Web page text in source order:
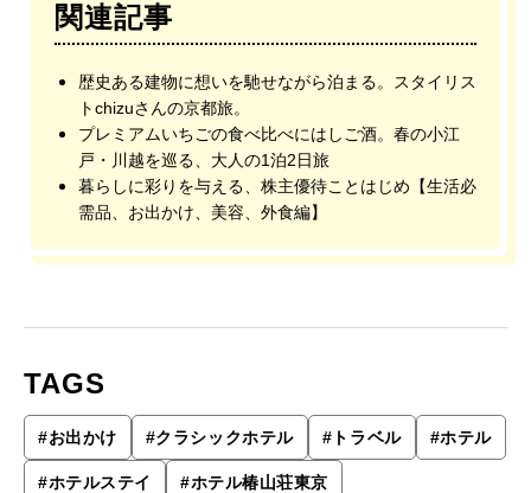
関連記事
歴史ある建物に想いを馳せながら泊まる。スタイリス
トchizuさんの京都旅。
プレミアムいちごの食べ比べにはしご酒。春の小江
戸・川越を巡る、大人の1泊2日旅
暮らしに彩りを与える、株主優待ことはじめ【生活必
需品、お出かけ、美容、外食編】
TAGS
#お出かけ #クラシックホテル # トラベル #ホテル
#ホテルステイ #ホテル椿山荘東京